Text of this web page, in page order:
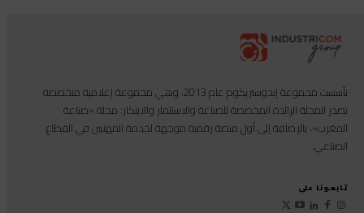
تأسست مجموعة إندوستريكوم عام 2013، وهي مجموعة إعلامية متخصصة
تصدر المجلة الرائدة المخصصة للصناعة والاستثمار والابتكار: مجلة «صناعة
المغرب»، بالإضافة إلى أول منصة رقمية موجهة لخدمة المهنيين في القطاع
الصناعي.
تابعونا على